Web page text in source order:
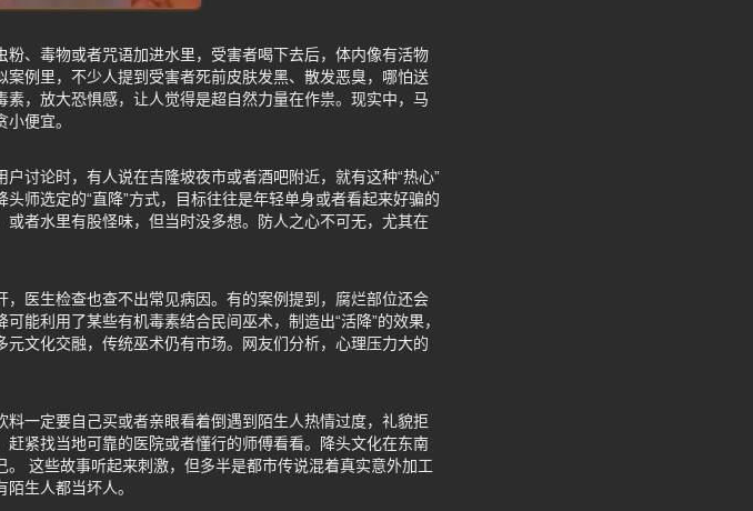
、毒物或者咒语加进水里，受害者喝下去后，体内像有活物
例里，不少人提到受害者死前皮肤发黑、散发恶臭，哪怕送
，放大恐惧感，让人觉得是超自然力量在作祟。现实中，马
便宜。
讨论时，有人说在吉隆坡夜市或者酒吧附近，就有这种“热心”
师选定的“直降”方式，目标往往是年轻单身或者看起来好骗的
者水里有股怪味，但当时没多想。防人之心不可无，尤其在
医生检查也查不出常见病因。有的案例提到，腐烂部位还会
能利用了某些有机毒素结合民间巫术，制造出“活降”的效果，
文化交融，传统巫术仍有市场。网友们分析，心理压力大的
一定要自己买或者亲眼看着倒遇到陌生人热情过度，礼貌拒
紧找当地可靠的医院或者懂行的师傅看看。降头文化在东南
这些故事听起来刺激，但多半是都市传说混着真实意外加工
生人都当坏人。